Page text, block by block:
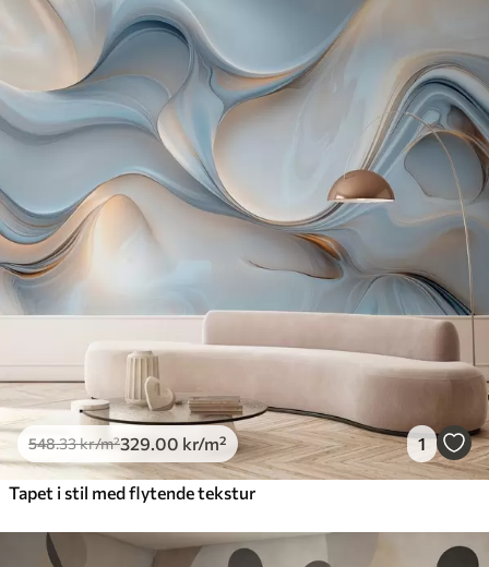
548.33kr/m²329.00 kr/m² 1
Tapet i stil med flytende tekstur